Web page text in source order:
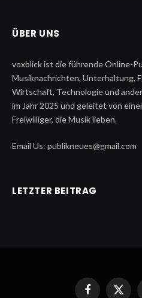
ÜBER UNS
voxblick ist die führende Online-
Musiknachrichten, Unterhaltung,
Wirtschaft, Technologie und
im Jahr 2025 und geleitet von
Freiwilliger, die Musik lieben.
Email Us: publikneues@gmail.com
LETZTER BEITRAG
FacebookX